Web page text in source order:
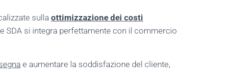
sulla ottimizzazione dei costi
SDA si integra perfettamente con il commercio
e aumentare la soddisfazione del cliente,